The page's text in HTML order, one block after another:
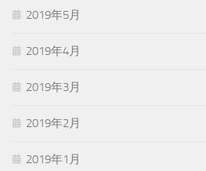
2019年5月
2019年4月
2019年3月
2019年2月
2019年1月